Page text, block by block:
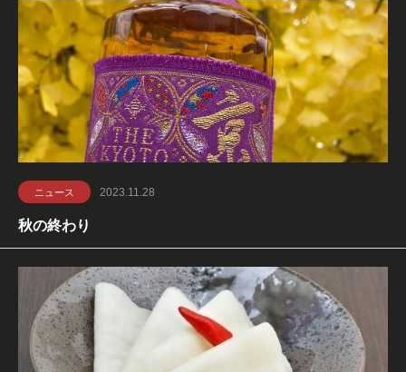
ニュース 2023.11.28
秋の終わり